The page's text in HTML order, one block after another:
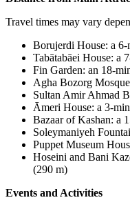
Travel times may vary
Borujerdi House: a
Tabātabāei House: a
Fin Garden: an 18-
Agha Bozorg
Sultan Amir Ahmad
Āmeri House: a 3-
Bazaar of Kashan: a
Soleymaniyeh
Puppet Museum
Hoseini and Bani
(290 m)
Events and Activities